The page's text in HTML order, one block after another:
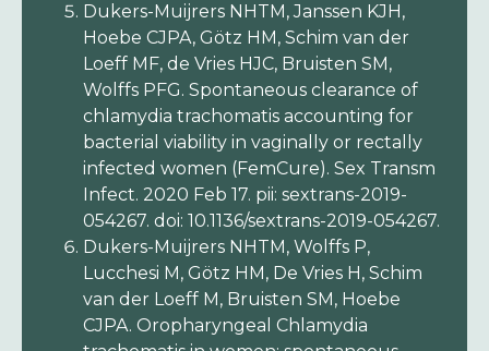
Dukers-Muijrers NHTM, Janssen KJH,
Hoebe CJPA, Götz HM, Schim van der
Loeff MF, de Vries HJC, Bruisten SM,
Wolffs PFG. Spontaneous clearance of
chlamydia trachomatis accounting for
bacterial viability in vaginally or rectally
infected women (FemCure). Sex Transm
Infect. 2020 Feb 17. pii: sextrans-2019-
054267. doi: 10.1136/sextrans-2019-054267.
Dukers-Muijrers NHTM, Wolffs P,
Lucchesi M, Götz HM, De Vries H, Schim
van der Loeff M, Bruisten SM, Hoebe
CJPA. Oropharyngeal Chlamydia